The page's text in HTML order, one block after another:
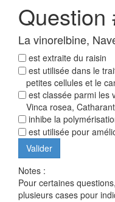
Question
La vinorelbine,
est extraite du raisin
est utilisée dans le
petites cellules et le
est classée parmi les
Vinca rosea,
inhibe la
est utilisée pour
Notes :
Pour certaines
plusieurs cases pour